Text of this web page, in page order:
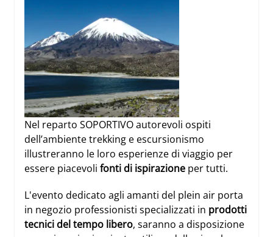
Nel reparto SOPORTIVO autorevoli ospiti
dell’ambiente trekking e escursionismo
illustreranno le loro esperienze di viaggio per
essere piacevoli fonti di ispirazione per tutti.
L'evento dedicato agli amanti del plein air porta
in negozio professionisti specializzati in prodotti
tecnici del tempo libero, saranno a disposizione